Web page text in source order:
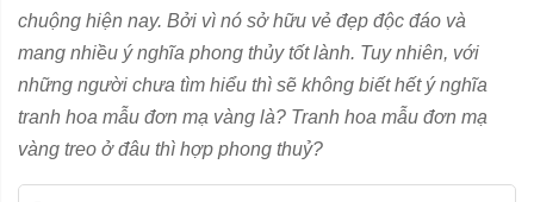
chuộng hiện nay. Bởi vì nó sở hữu vẻ đẹp độc đáo và
mang nhiều ý nghĩa phong thủy tốt lành. Tuy nhiên, với
những người chưa tìm hiểu thì sẽ không biết hết ý nghĩa
tranh hoa mẫu đơn mạ vàng là? Tranh hoa mẫu đơn mạ
vàng treo ở đâu thì hợp phong thuỷ?